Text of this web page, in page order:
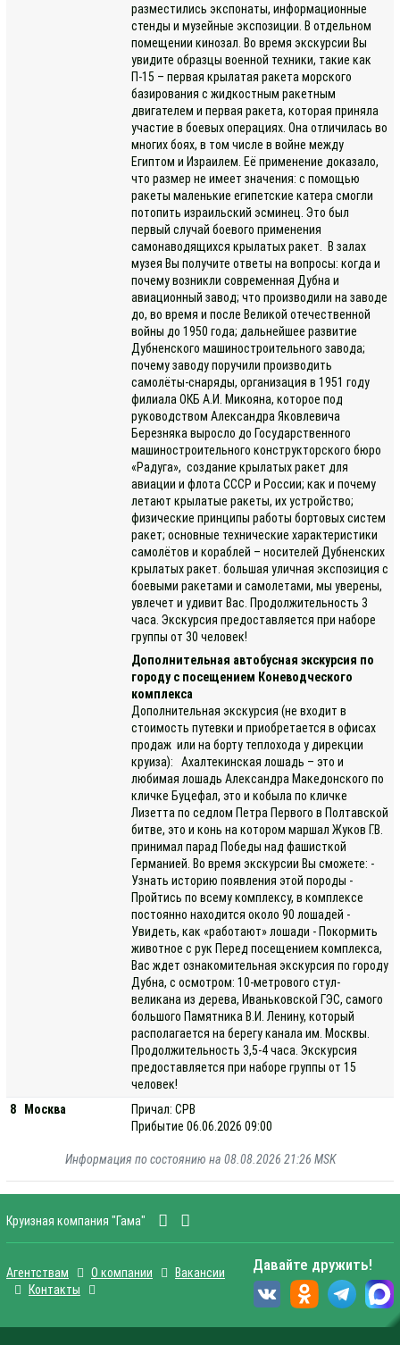
разместились экспонаты, информационные
стенды и музейные экспозиции. В отдельном
помещении кинозал. Во время экскурсии Вы
увидите образцы военной техники, такие как
П-15 – первая крылатая ракета морского
базирования с жидкостным ракетным
двигателем и первая ракета, которая приняла
участие в боевых операциях. Она отличилась во
многих боях, в том числе в войне между
Египтом и Израилем. Её применение доказало,
что размер не имеет значения: с помощью
ракеты маленькие египетские катера смогли
потопить израильский эсминец. Это был
первый случай боевого применения
самонаводящихся крылатых ракет. В залах
музея Вы получите ответы на вопросы: когда и
почему возникли современная Дубна и
авиационный завод; что производили на заводе
до, во время и после Великой отечественной
войны до 1950 года; дальнейшее развитие
Дубненского машиностроительного завода;
почему заводу поручили производить
самолёты-снаряды, организация в 1951 году
филиала ОКБ А.И. Микояна, которое под
руководством Александра Яковлевича
Березняка выросло до Государственного
машиностроительного конструкторского бюро
«Радуга», создание крылатых ракет для
авиации и флота СССР и России; как и почему
летают крылатые ракеты, их устройство;
физические принципы работы бортовых систем
ракет; основные технические характеристики
самолётов и кораблей – носителей Дубненских
крылатых ракет. большая уличная экспозиция с
боевыми ракетами и самолетами, мы уверены,
увлечет и удивит Вас. Продолжительность 3
часа. Экскурсия предоставляется при наборе
группы от 30 человек!
Дополнительная автобусная экскурсия по
городу с посещением Коневодческого
комплекса
Дополнительная экскурсия (не входит в
стоимость путевки и приобретается в офисах
продаж или на борту теплохода у дирекции
круиза): Ахалтекинская лошадь – это и
любимая лошадь Александра Македонского по
кличке Буцефал, это и кобыла по кличке
Лизетта по седлом Петра Первого в Полтавской
битве, это и конь на котором маршал Жуков Г.В.
принимал парад Победы над фашисткой
Германией. Во время экскурсии Вы сможете: -
Узнать историю появления этой породы -
Пройтись по всему комплексу, в комплексе
постоянно находится около 90 лошадей -
Увидеть, как «работают» лошади - Покормить
животное с рук Перед посещением комплекса,
Вас ждет ознакомительная экскурсия по городу
Дубна, с осмотром: 10-метрового стул-
великана из дерева, Иваньковской ГЭС, самого
большого Памятника В.И. Ленину, который
располагается на берегу канала им. Москвы.
Продолжительность 3,5-4 часа. Экскурсия
предоставляется при наборе группы от 15
человек!
8
Москва
Причал: СРВ
Прибытие 06.06.2026 09:00
Информация по состоянию на 08.08.2026 21:26 MSK
Круизная компания "Гама"
Агентствам О компании
Вакансии
Контакты
Давайте дружить!